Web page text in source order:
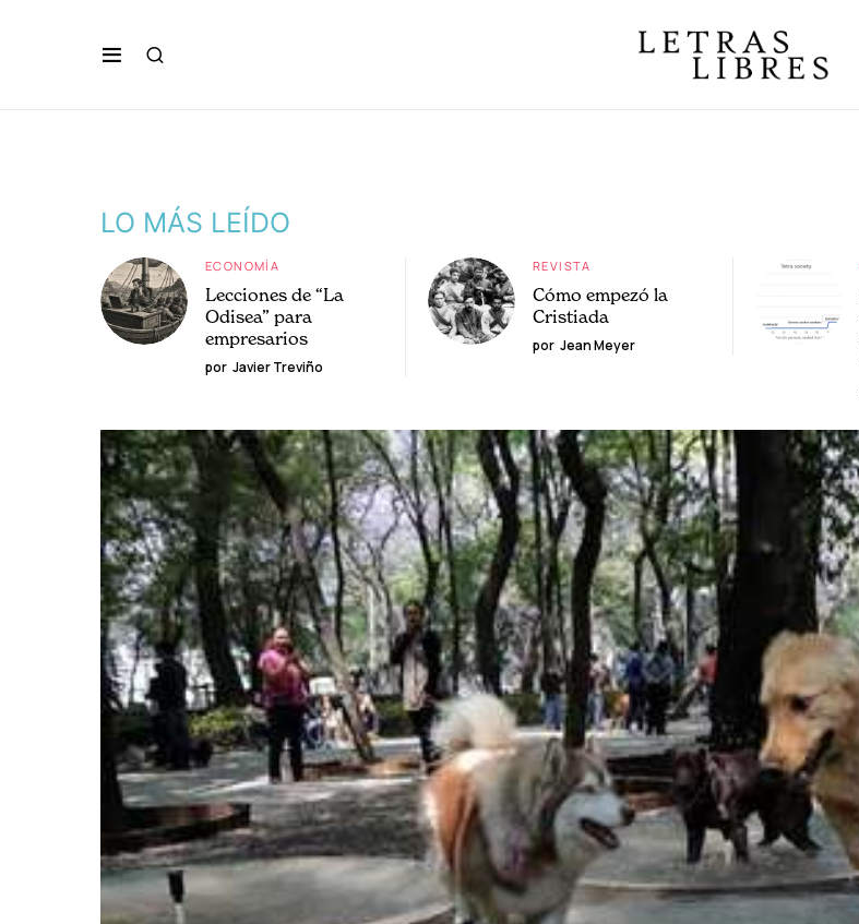
LO MÁS LEÍDO
ECONOMÍA
Lecciones de “La
Odisea” para
empresarios
por Javier Treviño
REVISTA
Cómo empezó la
Cristiada
por Jean Meyer